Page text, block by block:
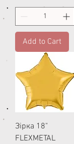
Add to Cart
Зірка 18"
FLEXMETAL